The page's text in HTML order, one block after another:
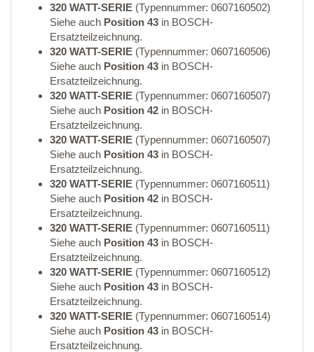
320 WATT-SERIE (Typennummer: 0607160502)
Siehe auch Position 43 in BOSCH-
Ersatzteilzeichnung.
320 WATT-SERIE (Typennummer: 0607160506)
Siehe auch Position 43 in BOSCH-
Ersatzteilzeichnung.
320 WATT-SERIE (Typennummer: 0607160507)
Siehe auch Position 42 in BOSCH-
Ersatzteilzeichnung.
320 WATT-SERIE (Typennummer: 0607160507)
Siehe auch Position 43 in BOSCH-
Ersatzteilzeichnung.
320 WATT-SERIE (Typennummer: 0607160511)
Siehe auch Position 42 in BOSCH-
Ersatzteilzeichnung.
320 WATT-SERIE (Typennummer: 0607160511)
Siehe auch Position 43 in BOSCH-
Ersatzteilzeichnung.
320 WATT-SERIE (Typennummer: 0607160512)
Siehe auch Position 43 in BOSCH-
Ersatzteilzeichnung.
320 WATT-SERIE (Typennummer: 0607160514)
Siehe auch Position 43 in BOSCH-
Ersatzteilzeichnung.